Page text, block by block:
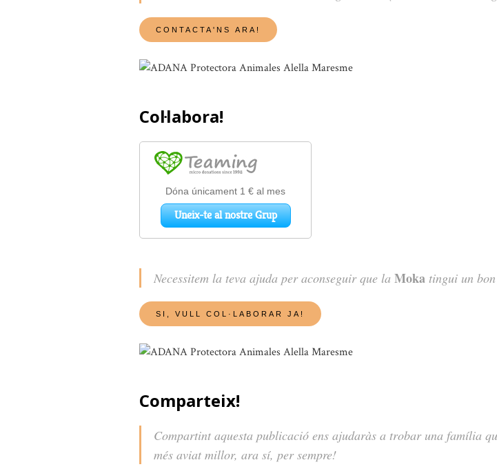
Col·labora!
Necessitem la teva ajuda per aconseguir que la Moka tingui un
Comparteix!
Compartint aquesta publicació ens ajudaràs a trobar una família
més aviat millor, ara sí, per sempre!